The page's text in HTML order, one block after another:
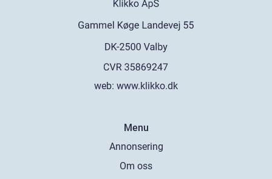
web: www.klikko.dk
Menu
Annonsering
Om oss